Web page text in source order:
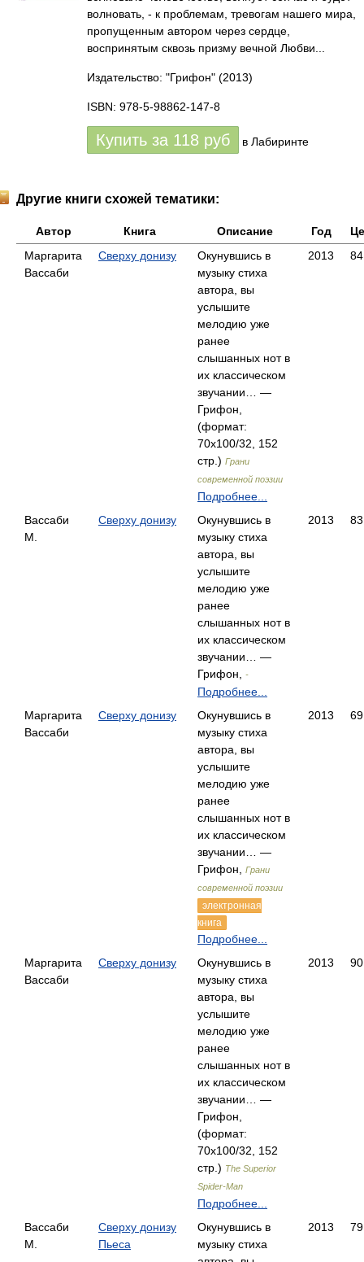
волновать, - к проблемам, тревогам нашего мира,
пропущенным автором через сердце,
воспринятым сквозь призму вечной Любви...
Издательство: "Грифон" (2013)
ISBN: 978-5-98862-147-8
Купить за 118 руб в Лабиринте
Другие книги схожей тематики:
Автор Книга Описание Год
Маргарита
Вассаби
Сверху донизу
Окунувшись в
музыку стиха
автора, вы
услышите
мелодию уже
ранее
слышанных нот в
их классическом
звучании… —
Грифон,
(формат:
70x100/32, 152
стр.) Грани
современной поэзии
Подробнее...
2013 84
Вассаби
М.
Сверху донизу
Окунувшись в
музыку стиха
автора, вы
услышите
мелодию уже
ранее
слышанных нот в
их классическом
звучании… —
Грифон,
-
Подробнее...
2013 83
Маргарита
Вассаби
Сверху донизу
Окунувшись в
музыку стиха
автора, вы
услышите
мелодию уже
ранее
слышанных нот в
их классическом
звучании… —
Грифон,
Грани
современной поэзии
электронная
книга
Подробнее...
2013
Маргарита
Вассаби
Сверху донизу
Окунувшись в
музыку стиха
автора, вы
услышите
мелодию уже
ранее
слышанных нот в
их классическом
звучании… —
Грифон,
(формат:
70x100/32, 152
стр.) The Superior
Spider-Man
Подробнее...
2013 90
Вассаби
М.
Сверху донизу
Пьеса
Окунувшись в
музыку стиха
2013 79